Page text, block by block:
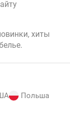
хиты
.
Польша